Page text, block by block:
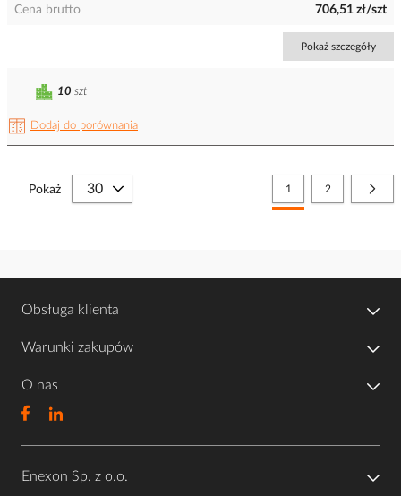
Cena brutto 706,51 zł/szt
Pokaż szczegóły
Dodaj do porównania
10 szt
Strona
Aktualnie czytasz stronę
1 Strona
2
Pokaż
Obsługa klienta
Warunki zakupów
O nas
Enexon Sp. z o.o.